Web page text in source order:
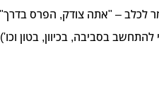
לכלב – "אתה צודק, הפרס
בסביבה, בכיוון, בטון